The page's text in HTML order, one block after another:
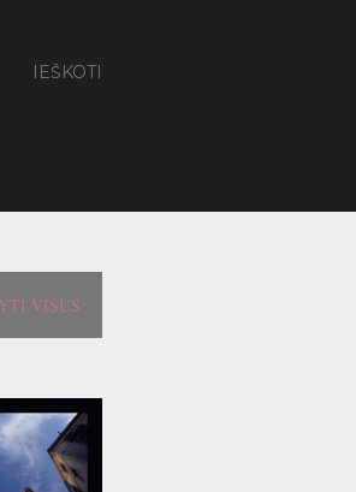
IEŠKOTI
VISUS